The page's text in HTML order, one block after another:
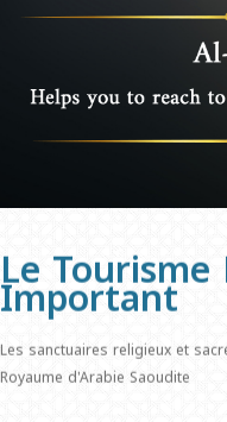
Le Tourisme
Important
Les sanctuaires religieux et
Royaume d'Arabie Saoudite